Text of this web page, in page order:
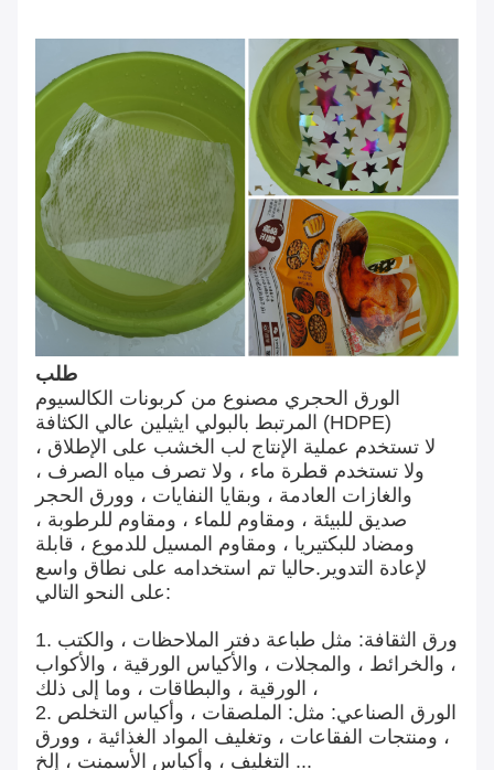
طلب
الورق الحجري مصنوع من كربونات الكالسيوم
المرتبط بالبولي ايثيلين عالي الكثافة (HDPE)
لا تستخدم عملية الإنتاج لب الخشب على الإطلاق ،
ولا تستخدم قطرة ماء ، ولا تصرف مياه الصرف ،
والغازات العادمة ، وبقايا النفايات ، وورق الحجر
صديق للبيئة ، ومقاوم للماء ، ومقاوم للرطوبة ،
ومضاد للبكتيريا ، ومقاوم المسيل للدموع ، قابلة
لإعادة التدوير.حاليا تم استخدامه على نطاق واسع
على النحو التالي:
1. ورق الثقافة: مثل طباعة دفتر الملاحظات ، والكتب
، والخرائط ، والمجلات ، والأكياس الورقية ، والأكواب
الورقية ، والبطاقات ، وما إلى ذلك ،
2. الورق الصناعي: مثل: الملصقات ، وأكياس التخلص
، ومنتجات الفقاعات ، وتغليف المواد الغذائية ، وورق
التغليف ، وأكياس الأسمنت ، إلخ ...